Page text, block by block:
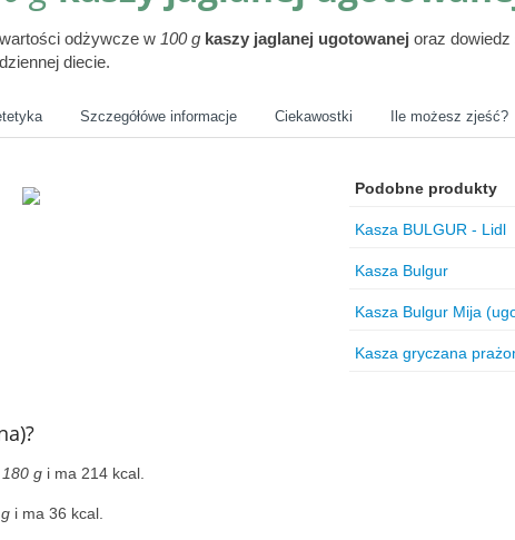
odżywcze w 100 g kaszy jaglanej ugotowanej oraz
diecie.
Szczegółówe informacje Ciekawostki Ile możesz zjeść?
Podobne produkty
Kasza BULGUR - Lidl
Kasza Bulgur
Kasza Bulgur Mija
Kasza gryczana
180 g i ma 214 kcal.
i ma 36 kcal.